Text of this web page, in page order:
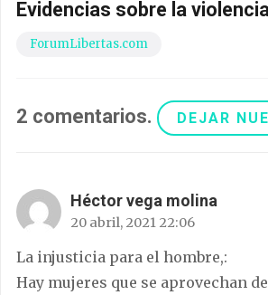
Evidencias sobre la
ForumLibertas.com
2 comentarios. DEJAR
Héctor vega molina
20 abril, 2021 22:06
La injusticia para el hombre,:
Hay mujeres que se aprovechan